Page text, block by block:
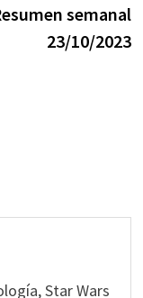
semanal
23/10/2023
Star Wars